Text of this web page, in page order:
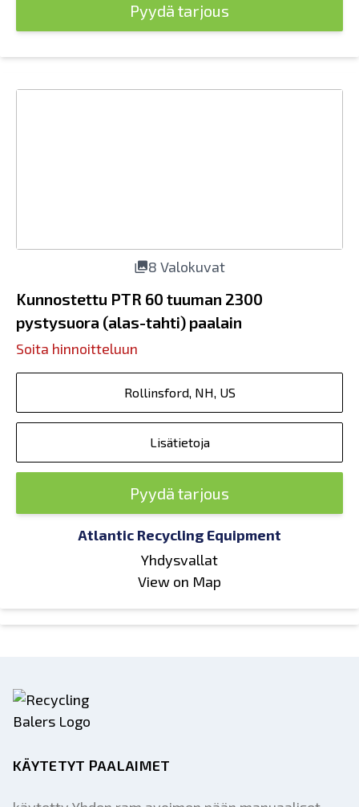
Pyydä tarjous
8 Valokuvat
Kunnostettu PTR 60 tuuman 2300
pystysuora (alas-tahti) paalain
Soita hinnoitteluun
Rollinsford, NH, US
Lisätietoja
Pyydä tarjous
Atlantic Recycling Equipment
Yhdysvallat
View on Map
KÄYTETYT PAALAIMET